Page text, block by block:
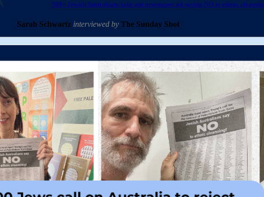
500+ Jewish Australians take out newspaper ad saying NO to ethnic
Sarah Schwartz interviewed byThe Sunday Shot